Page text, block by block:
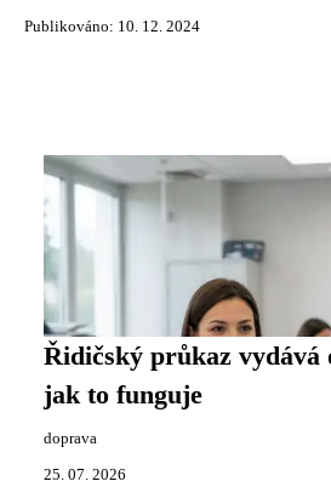
Publikováno: 10. 12. 2024
Řidičský průkaz vydává
jak to funguje
doprava
25. 07. 2026